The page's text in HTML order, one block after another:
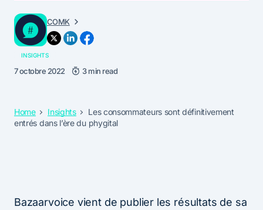
COMK
INSIGHTS
7 octobre 2022 3 min read
Home Insights
Les consommateurs sont définitivement
entrés dans l’ère du phygital
Bazaarvoice vient de publier les résultats de sa